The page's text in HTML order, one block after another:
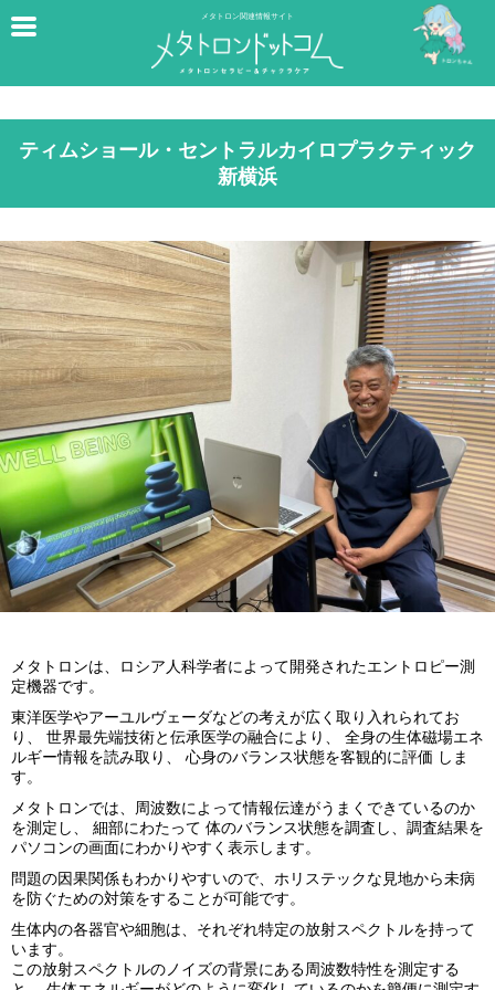
メタトロン関連情報サイト
ティムショール・セントラルカイロプラクティック
新横浜
メタトロンは、ロシア人科学者によって開発されたエントロピー測
定機器です。
東洋医学やアーユルヴェーダなどの考えが広く取り入れられてお
り、 世界最先端技術と伝承医学の融合により、 全身の生体磁場エネ
ルギー情報を読み取り、 心身のバランス状態を客観的に評価 しま
す。
メタトロンでは、周波数によって情報伝達がうまくできているのか
を測定し、 細部にわたって 体のバランス状態を調査し、調査結果を
パソコンの画面にわかりやすく表示します。
問題の因果関係もわかりやすいので、ホリステックな見地から未病
を防ぐための対策をすることが可能です。
生体内の各器官や細胞は、それぞれ特定の放射スペクトルを持って
います。
この放射スペクトルのノイズの背景にある周波数特性を測定する